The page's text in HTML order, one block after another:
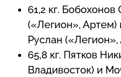
61,2 кг.
(«Легион»,
Руслан
65,8 кг. Пятков
Владивосток) и